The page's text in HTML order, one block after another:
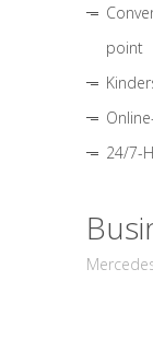
point
24/7-